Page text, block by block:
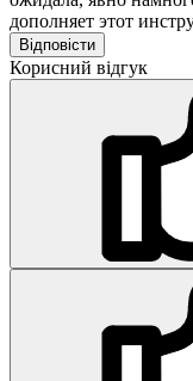
дополняет этот
Відповісти
Корисний відгук